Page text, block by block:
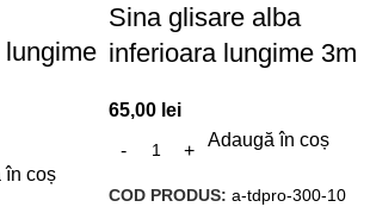
în coș
Sina glisare alba
inferioara lungime 3m
65,00 lei
Adaugă în coș
COD PRODUS: a-tdpro-300-10